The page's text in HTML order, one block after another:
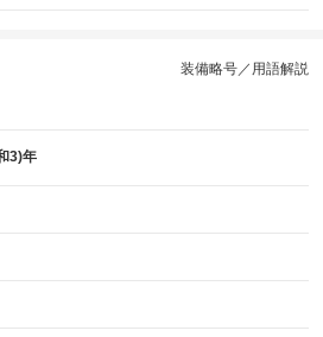
装備略号／用語解説
3)年